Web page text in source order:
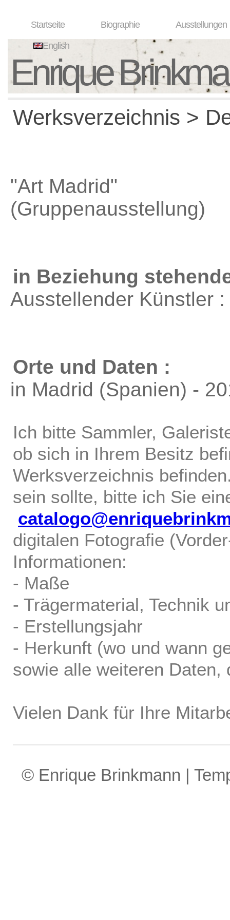
Startseite Biographie Ausstellungen
English
Enrique
Werksverzeichnis >
"Art Madrid"
(Gruppenausstellung)
in Beziehung
Ausstellender Künstler
Orte und Daten :
in Madrid (Spanien) -
Ich bitte Sammler,
ob sich in Ihrem Besitz
Werksverzeichnis
sein sollte, bitte ich Sie
digitalen Fotografie
Informationen:
- Maße
- Trägermaterial, Technik
- Erstellungsjahr
- Herkunft (wo und wann
sowie alle weiteren
Vielen Dank für Ihre
© Enrique Brinkmann |